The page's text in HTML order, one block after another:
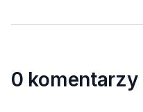
0 komentarzy